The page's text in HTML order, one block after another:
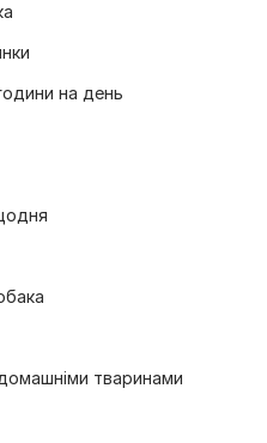
на день
тваринами